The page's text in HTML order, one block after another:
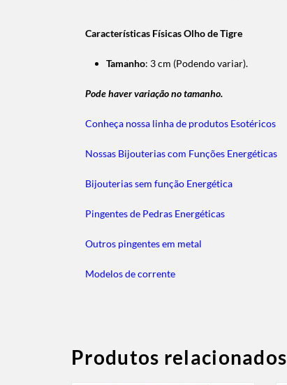
Características Físicas Olho deTigre
Tamanho: 3 cm (Podendo variar).
Pode haver variação no tamanho.
Conheça nossa linha de produtos Esotéricos
Nossas Bijouterias com Funções Energéticas
Bijouterias sem função Energética
Pingentes de Pedras Energéticas
Outros pingentes em metal
Modelos de corrente
Produtos relacionados